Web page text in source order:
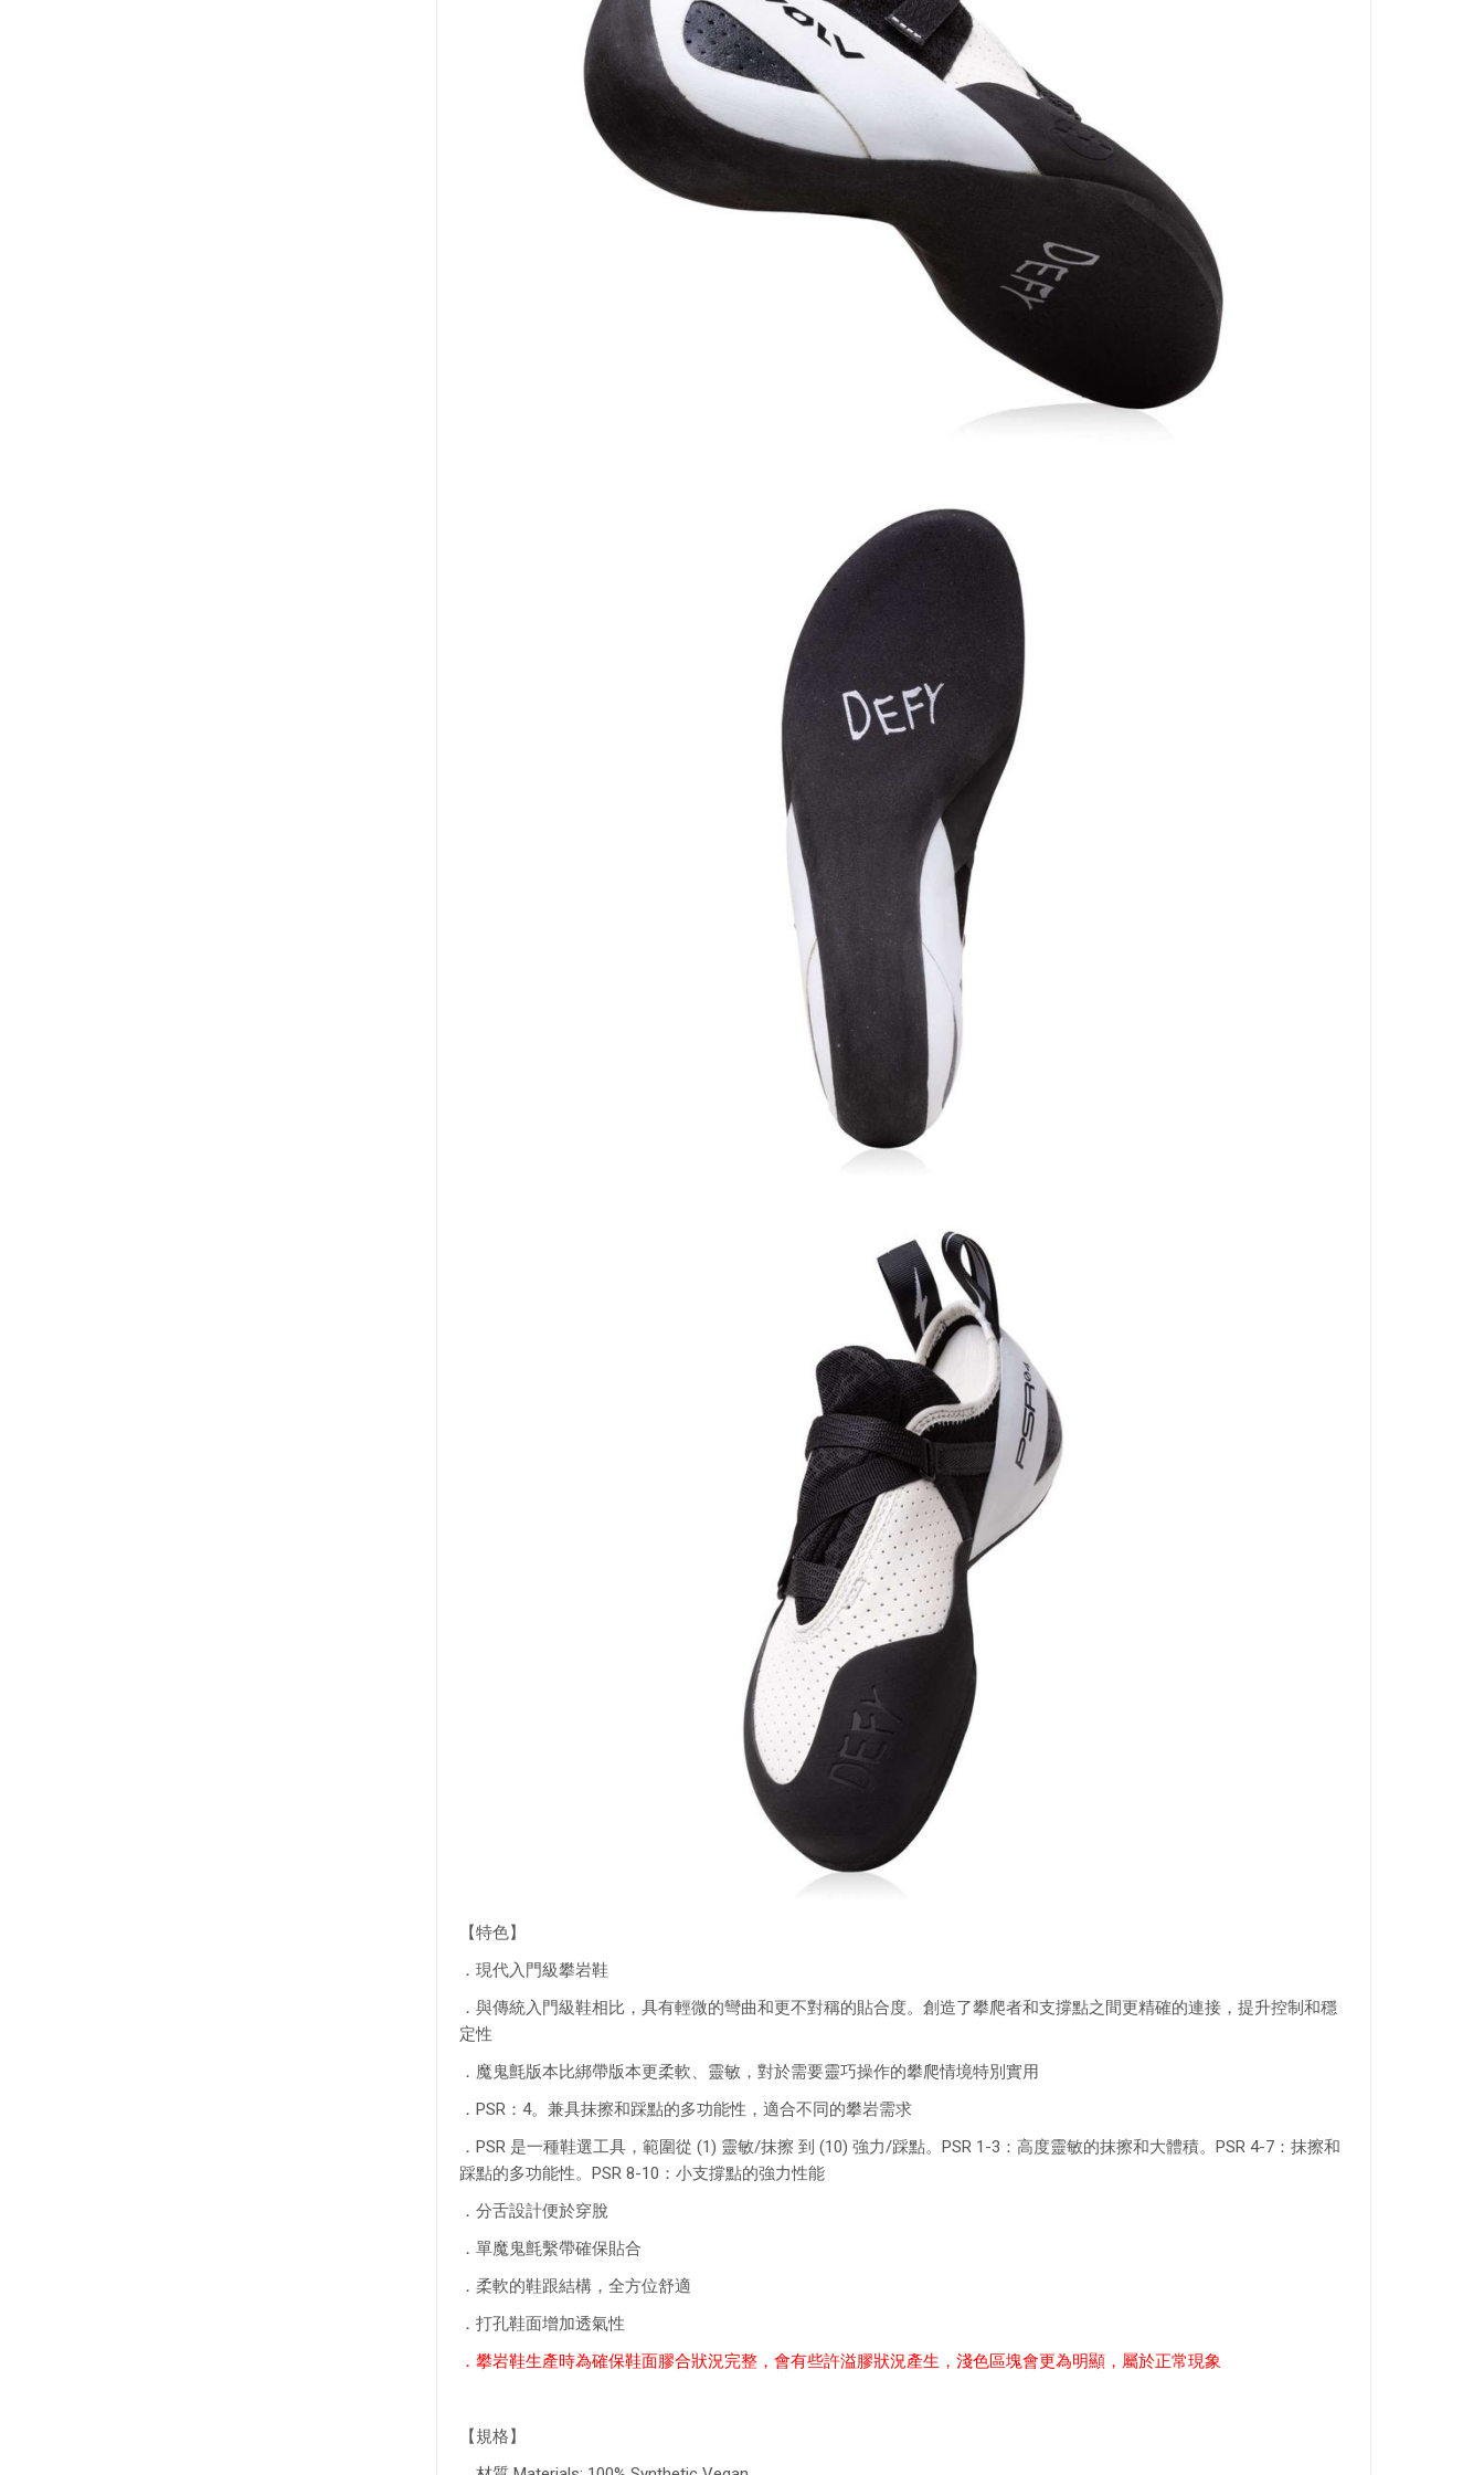
【特色】
．現代入門級攀岩鞋
．與傳統入門級鞋相比，具有輕微的彎曲和更不對稱的貼合度。創造了攀爬者和支撐點之間更精確的連接，提升控制和穩
定性
．魔鬼氈版本比綁帶版本更柔軟、靈敏，對於需要靈巧操作的攀爬情境特別實用
．PSR：4。兼具抹擦和踩點的多功能性，適合不同的攀岩需求
．PSR 是一種鞋選工具，範圍從 (1) 靈敏/抹擦 到 (10) 強力/踩點。PSR 1-3：高度靈敏的抹擦和大體積。PSR 4-7：抹擦和
踩點的多功能性。PSR 8-10：小支撐點的強力性能
．分舌設計便於穿脫
．單魔鬼氈繫帶確保貼合
．柔軟的鞋跟結構，全方位舒適
．打孔鞋面增加透氣性
．攀岩鞋生產時為確保鞋面膠合狀況完整，會有些許溢膠狀況產生，淺色區塊會更為明顯，屬於正常現象
【規格】